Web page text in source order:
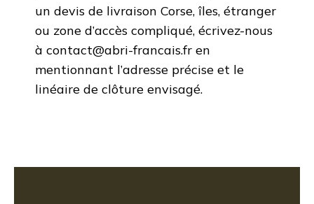
un devis de livraison Corse, îles, étranger
ou zone d’accès compliqué, écrivez-nous
à contact@abri-francais.fr en
mentionnant l’adresse précise et le
linéaire de clôture envisagé.